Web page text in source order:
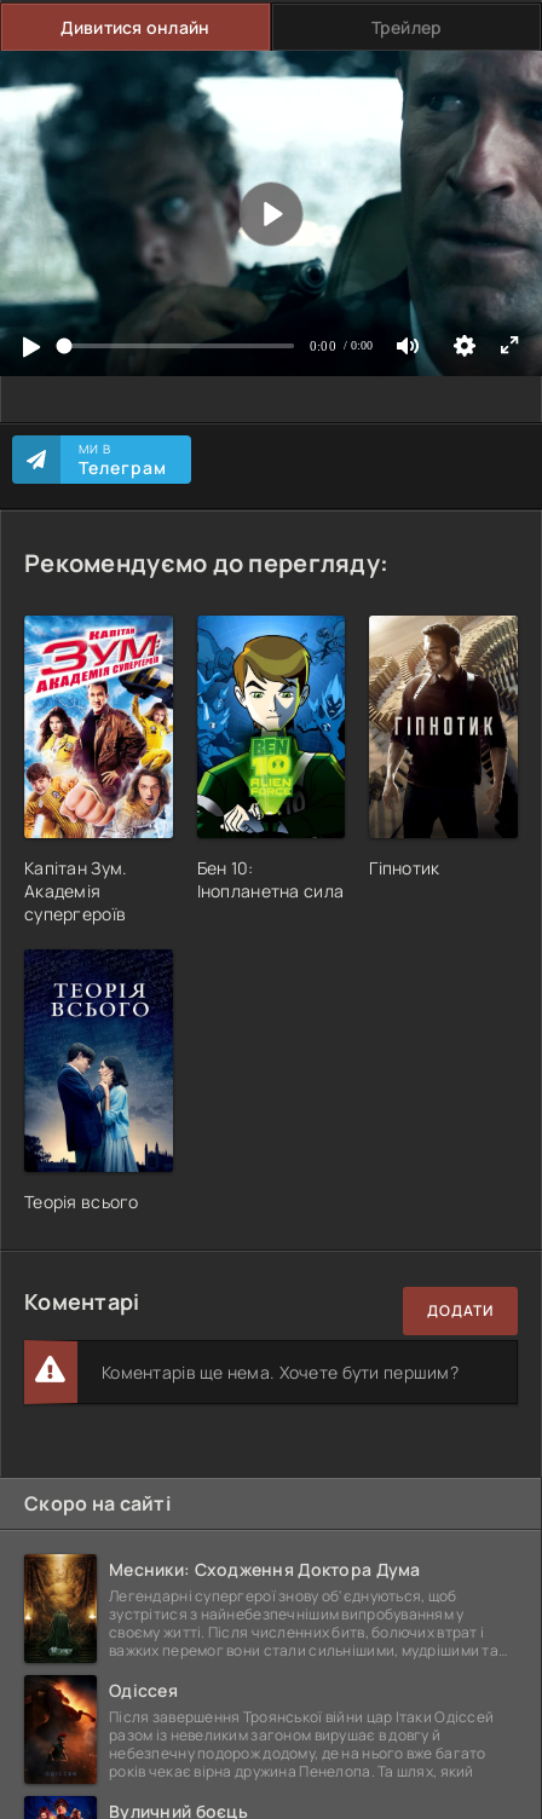
Дивитися онлайн Трейлер
МИ В
Телеграм
Рекомендуємо до перегляду:
Капітан Зум.
Академія
супергероїв
Бен 10:
Інопланетна сила
Гіпнотик
Теорія всього
Коментарі ДОДАТИ
Коментарів ще нема. Хочете бути першим?
Скоро на сайті
Месники: Сходження Доктора Дума
Легендарні супергерої знову об'єднуються, щоб
зустрітися з найнебезпечнішим випробуванням у
своєму житті. Після численних битв, болючих втрат і
важких перемог вони стали сильнішими, мудрішими та
Одіссея
Після завершення Троянської війни цар Ітаки Одіссей
разом із невеликим загоном вирушає в довгу й
небезпечну подорож додому, де на нього вже багато
років чекає вірна дружина Пенелопа. Та шлях, який
Вуличний боєць